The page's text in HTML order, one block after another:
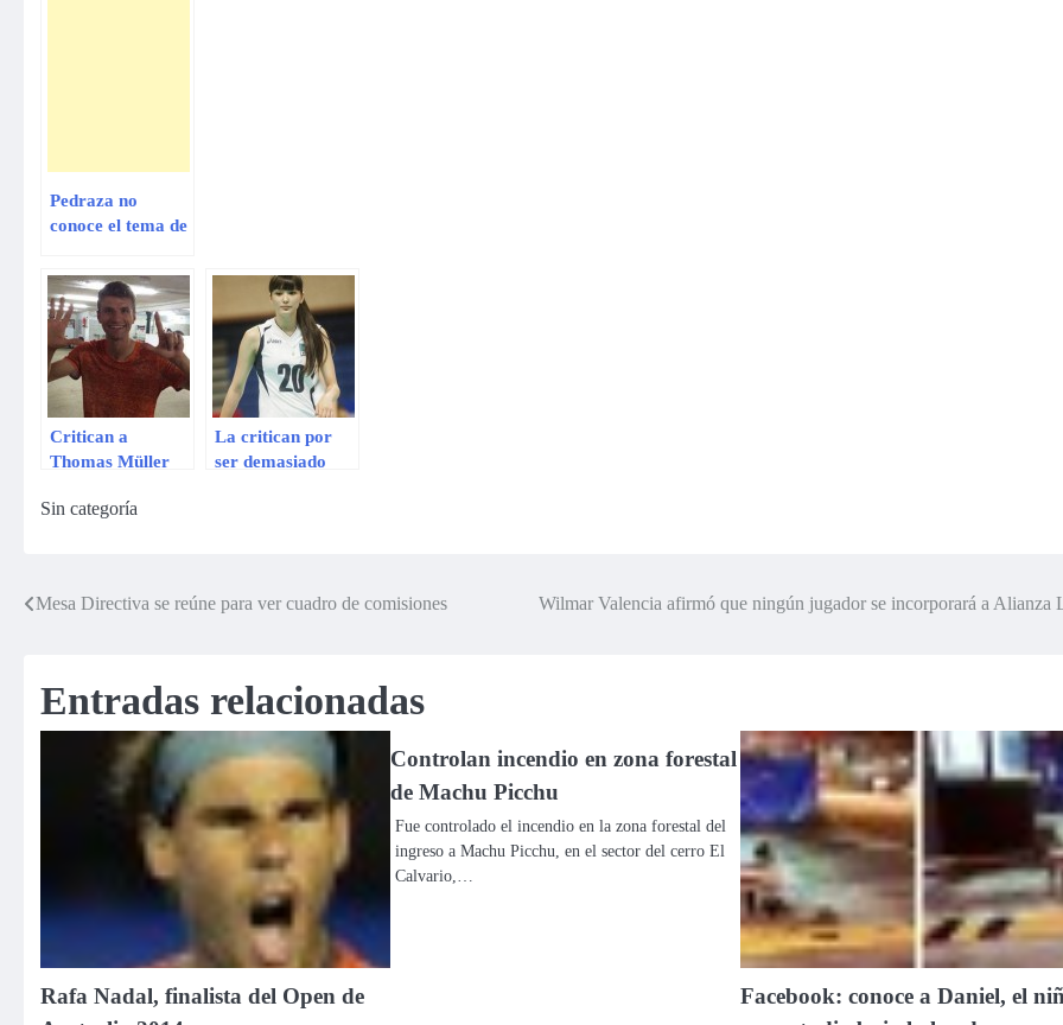
Pedraza no
conoce el tema de
ciudadana,
aseguró Hernani
Critican a
Thomas Müller
controvertida
La critican por
ser demasiado
Sin categoría
Navegación
entradas
Mesa Directiva se reúne para ver cuadro de comisiones Wilmar Valencia afirmó que ningún jugador se incorporará a Alianza
Entradas relacionadas
Rafa Nadal, finalista del Open de
Controlan incendio en zona forestal
de Machu Picchu
Fue controlado el incendio en la zona forestal del
ingreso a Machu Picchu, en el sector del cerro El
Calvario,…
Facebook: conoce a Daniel, el